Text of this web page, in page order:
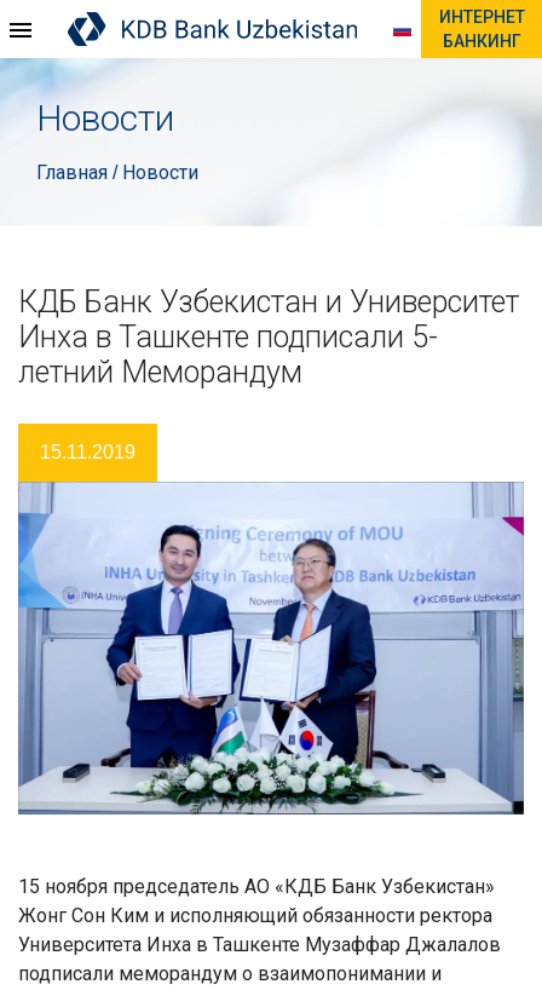
ИНТЕРНЕТ
БАНКИНГ
Новости
Главная / Новости
КДБ Банк Узбекистан и Университет
Инха в Ташкенте подписали 5-
летний Меморандум
15.11.2019
15 ноября председатель АО «КДБ Банк Узбекистан»
Жонг Сон Ким и исполняющий обязанности ректора
Университета Инха в Ташкенте Музаффар Джалалов
подписали меморандум о взаимопонимании и